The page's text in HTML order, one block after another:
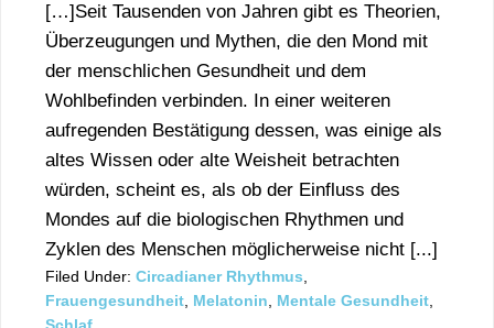
[…]Seit Tausenden von Jahren gibt es Theorien,
Überzeugungen und Mythen, die den Mond mit
der menschlichen Gesundheit und dem
Wohlbefinden verbinden. In einer weiteren
aufregenden Bestätigung dessen, was einige als
altes Wissen oder alte Weisheit betrachten
würden, scheint es, als ob der Einfluss des
Mondes auf die biologischen Rhythmen und
Zyklen des Menschen möglicherweise nicht [...]
Filed Under: Circadianer Rhythmus,
Frauengesundheit, Melatonin, Mentale Gesundheit,